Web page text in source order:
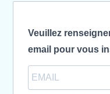
Veuillez
email pour vous